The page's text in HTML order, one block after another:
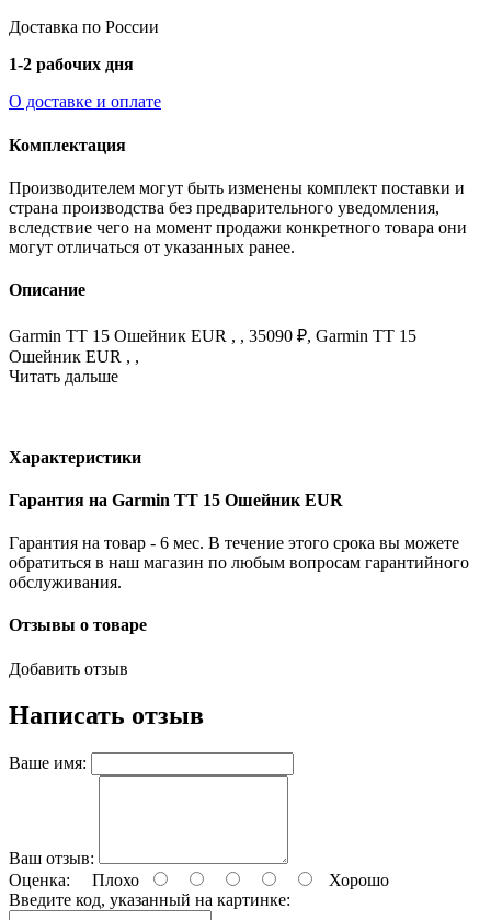
Доставка по России
1-2 рабочих дня
О доставке и оплате
Комплектация
Производителем могут быть изменены комплект поставки и
страна производства без предварительного уведомления,
вследствие чего на момент продажи конкретного товара они
могут отличаться от указанных ранее.
Описание
Garmin TT 15 Ошейник EUR , , 35090 ₽, Garmin TT 15
Ошейник EUR , ,
Читать дальше
Характеристики
Гарантия на Garmin TT 15 Ошейник EUR
Гарантия на товар - 6 мес. В течение этого срока вы можете
обратиться в наш магазин по любым вопросам гарантийного
обслуживания.
Отзывы о товаре
Добавить отзыв
Написать отзыв
Ваше имя:
Ваш отзыв:
Оценка:
Плохо
Хорошо
Введите код, указанный на картинке: